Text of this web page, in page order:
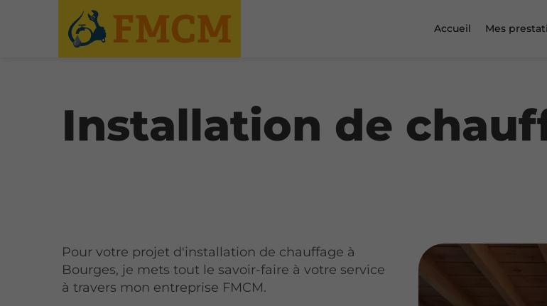
Accueil Mes
Installation de
Pour votre projet d'installation de chauffage à
Bourges, je mets tout le savoir-faire à votre service
à travers mon entreprise FMCM.